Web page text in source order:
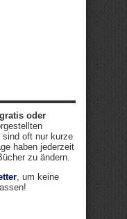
oder
sind oft nur kurze
haben jederzeit
zu ändern.
, um keine